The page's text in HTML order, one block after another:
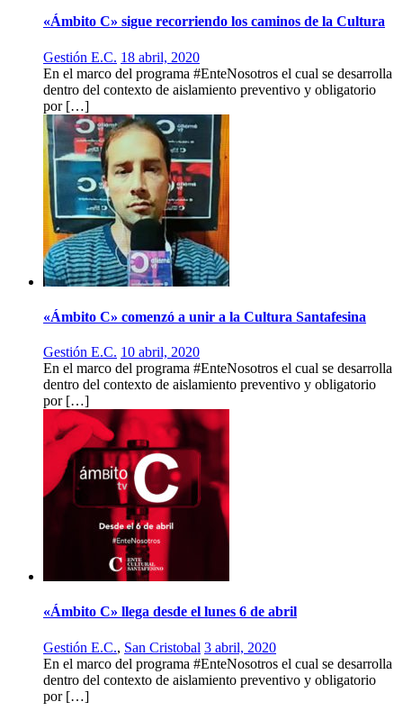
«Ámbito C» sigue recorriendo los caminos de la Cultura
Gestión E.C. 18 abril, 2020
En el marco del programa #EnteNosotros el cual se desarrolla
dentro del contexto de aislamiento preventivo y obligatorio
por […]
«Ámbito C» comenzó a unir a la Cultura Santafesina
Gestión E.C. 10 abril, 2020
En el marco del programa #EnteNosotros el cual se desarrolla
dentro del contexto de aislamiento preventivo y obligatorio
por […]
«Ámbito C» llega desde el lunes 6 de abril
Gestión E.C., San Cristobal 3 abril, 2020
En el marco del programa #EnteNosotros el cual se desarrolla
dentro del contexto de aislamiento preventivo y obligatorio
por […]